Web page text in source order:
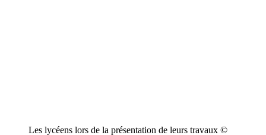
Les lycéens lors de la présentation de leurs travaux ©